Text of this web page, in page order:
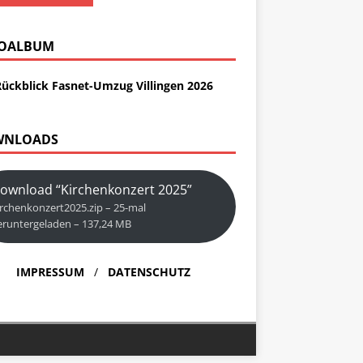
Fasnet-Umzug Villingen 2026
“Kirchenkonzert 2025”
– 25-mal
– 137,24 MB
IMPRESSUM / DATENSCHUTZ